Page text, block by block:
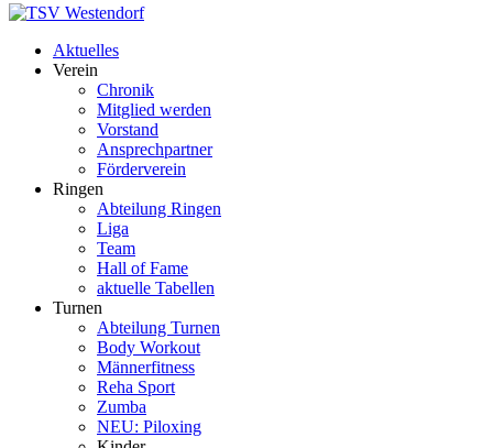
Aktuelles
Verein
Chronik
Mitglied werden
Vorstand
Ansprechpartner
Förderverein
Ringen
Abteilung Ringen
Liga
Team
Hall of Fame
aktuelle Tabellen
Turnen
Abteilung Turnen
Body Workout
Männerfitness
Reha Sport
Zumba
NEU: Piloxing